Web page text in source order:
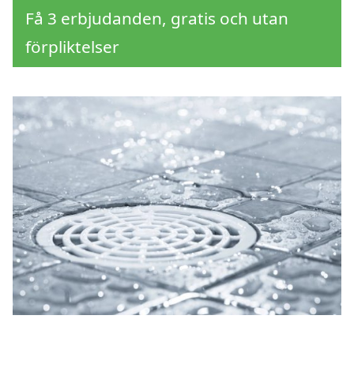
Få 3 erbjudanden, gratis och utan
förpliktelser